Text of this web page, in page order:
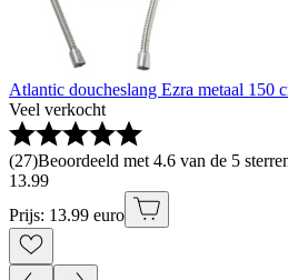
Atlantic doucheslang Ezra metaal 150
Veel verkocht
(27)Beoordeeld met 4.6 van de 5
13.99
Prijs: 13.99 euro